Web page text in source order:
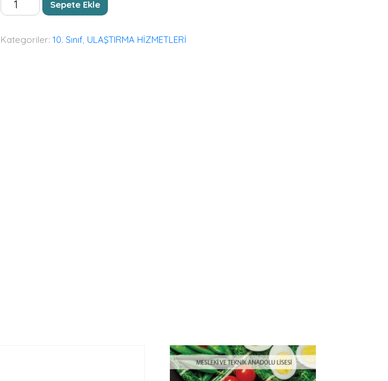
VE
ŞEKİLLERİ
Sepete Ekle
Kategoriler:10. Sınıf, ULAŞTIRMA HİZMETLERİ